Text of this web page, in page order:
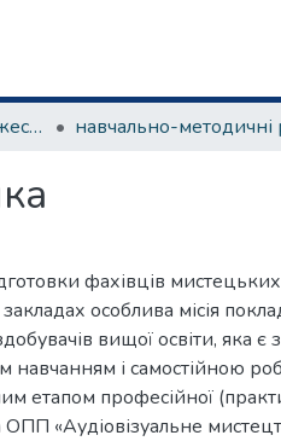
Кафедра кінотелережесури та сценарної майстерності
фахівців
особлива місія
вищої освіти, яка
навчанням і самостійною
етапом професійної
ОПП «Аудіовізуальне